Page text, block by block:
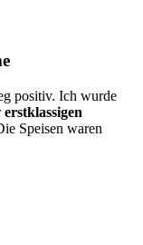
positiv. Ich wurde
erstklassigen
Speisen waren